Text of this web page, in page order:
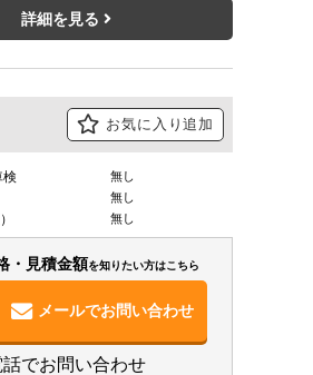
詳細を見る
お気に入り追加
検 無し
無し
無し
・見積金額を知りたい方はこちら
メールでお問い合わせ
話でお問い合わせ